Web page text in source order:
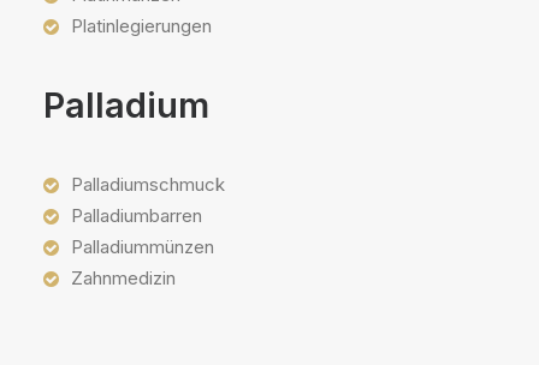
Platinlegierungen
Palladium
Palladiumschmuck
Palladiumbarren
Palladiummünzen
Zahnmedizin